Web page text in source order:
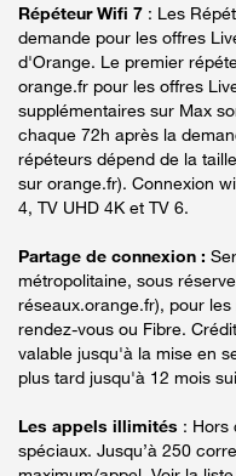
Répéteur Wifi 7 : Les
demande pour les offres
d'Orange. Le premier
orange.fr pour les offres
supplémentaires sur Max
chaque 72h après la
répéteurs dépend de la
sur orange.fr). Connexion
4, TV UHD 4K et TV 6.
Partage de connexion :
métropolitaine, sous
réseaux.orange.fr), pour
rendez-vous ou Fibre.
valable jusqu'à la mise en
plus tard jusqu'à 12 mois
Les appels illimités : Hors
spéciaux. Jusqu’à 250